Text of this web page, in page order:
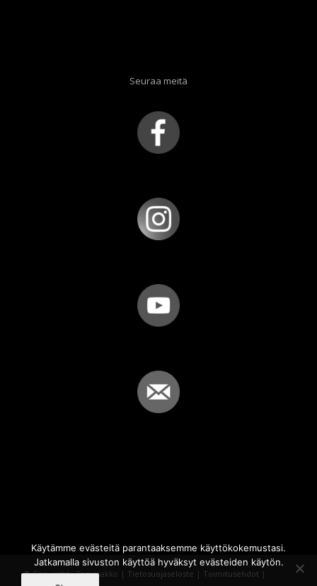
Seuraa meitä
© Copyright - Sammakko | Tietosuojaseloste | Toimitusehdot |
Käytämme evästeitä parantaaksemme käyttökokemustasi.
Jatkamalla sivuston käyttöä hyväksyt evästeiden käytön.